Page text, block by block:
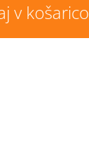
v košarico